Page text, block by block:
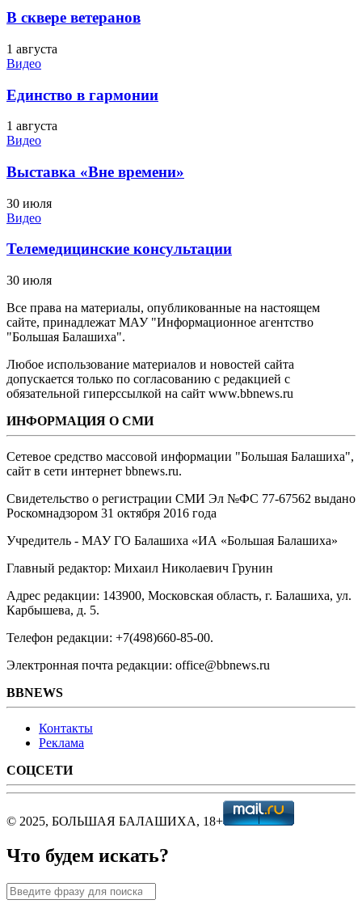
В сквере ветеранов
1 августа
Видео
Единство в гармонии
1 августа
Видео
Выставка «Вне времени»
30 июля
Видео
Телемедицинские консультации
30 июля
Все права на материалы, опубликованные на настоящем
сайте, принадлежат МАУ "Информационное агентство
"Большая Балашиха".
Любое использование материалов и новостей сайта
допускается только по согласованию с редакцией с
обязательной гиперссылкой на сайт www.bbnews.ru
ИНФОРМАЦИЯ О СМИ
Сетевое средство массовой информации "Большая Балашиха",
сайт в сети интернет bbnews.ru.
Свидетельство о регистрации СМИ Эл №ФС ‎77-67562 выдано
Роскомнадзором 31 октября 2016 года
Учредитель - МАУ ГО Балашиха «ИА «Большая Балашиха»
Главный редактор: Михаил Николаевич Грунин
Адрес редакции: 143900, Московская область, г. Балашиха, ул.
Карбышева, д. 5.
Телефон редакции: +7(498)660-85-00.
Электронная почта редакции: office@bbnews.ru
BBNEWS
Контакты
Реклама
СОЦСЕТИ
© 2025, БОЛЬШАЯ БАЛАШИХА, 18+
Что будем искать?